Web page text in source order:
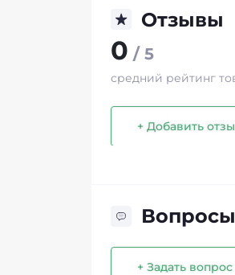
Отзывы
0 / 5
средний рейтинг
+ Добавить
+ Задать вопрос